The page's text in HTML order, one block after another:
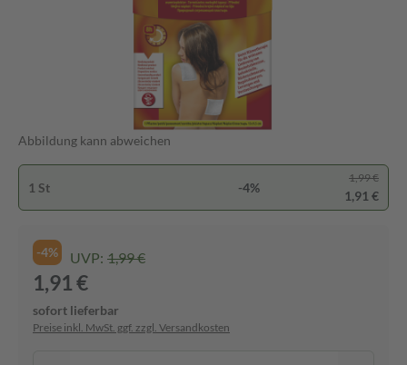
Abbildung kann abweichen
1 St -4%
1,99 €
1,91 €
-4% UVP: 1,99 €
1,91 €
sofort lieferbar
Preise inkl. MwSt. ggf. zzgl. Versandkosten